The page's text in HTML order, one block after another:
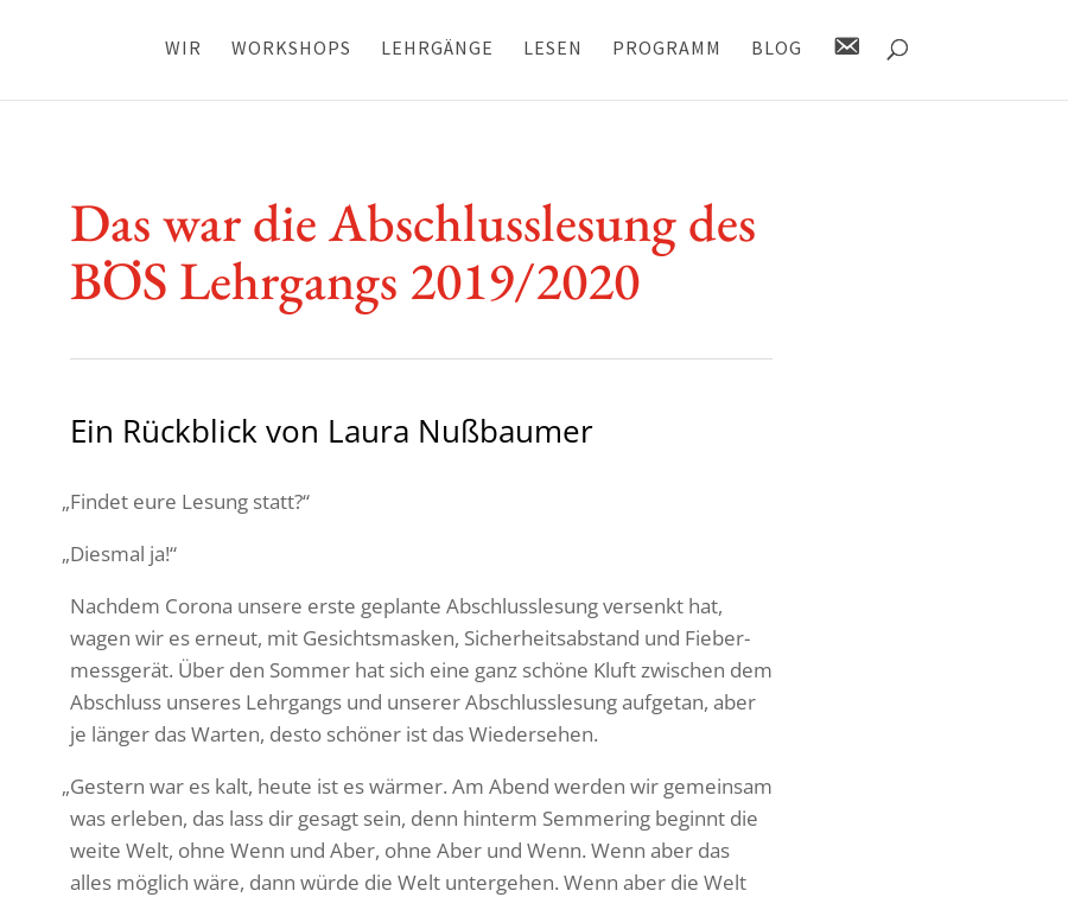
WIR WORKSHOPS LEHRGÄNGE LESEN PROGRAMM BLOG K
O
T
Das war die Abschluss­le­sung des
BÖS Lehr­gangs 2019/2020
Ein Rück­blick von Laura Nußbaumer
„Findet eure Lesung statt?“
„Diesmal ja!“
Nachdem Corona unsere erste geplante Abschluss­le­sung versenkt hat,
wagen wir es erneut, mit Gesichts­masken, Sicher­heits­ab­stand und Fieber­
mess­gerät. Über den Sommer hat sich eine ganz schöne Kluft zwischen dem
Abschluss unseres Lehr­gangs und unserer Abschluss­le­sung aufgetan, aber
je länger das Warten, desto schöner ist das Wiedersehen.
„Gestern war es kalt, heute ist es wärmer. Am Abend werden wir gemeinsam
was erleben, das lass dir gesagt sein, denn hinterm Semme­ring beginnt die
weite Welt, ohne Wenn und Aber, ohne Aber und Wenn. Wenn aber das
alles möglich wäre, dann würde die Welt unter­gehen. Wenn aber die Welt